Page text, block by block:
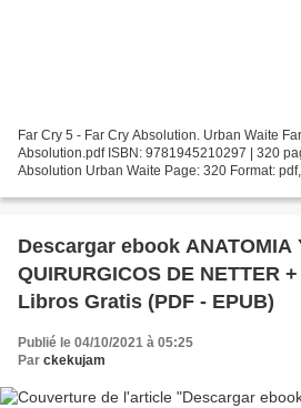
Far Cry 5 - Far Cry Absolution. Urban Waite
Absolution.pdf ISBN: 9781945210297 | 320
Absolution Urban Waite Page: 320 Format:
Descargar ebook ANATOMIA
QUIRURGICOS DE NETTER
Libros Gratis (PDF - EPUB)
Publié le 04/10/2021 à 05:25
Par ckekujam